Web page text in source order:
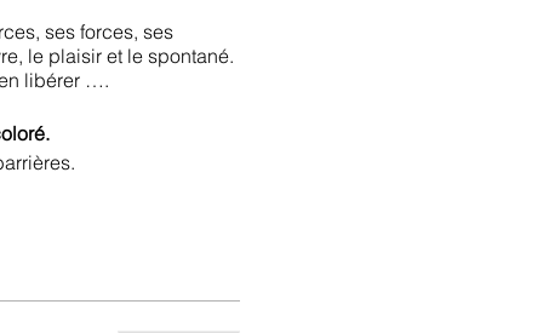
ses forces, ses
le plaisir et le spontané.
libérer ….